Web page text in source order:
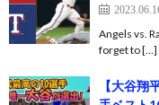
Angels vs.
forget to […]
【大谷